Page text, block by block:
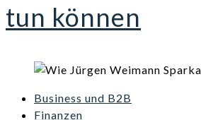
tun können
Business und B2B
Finanzen